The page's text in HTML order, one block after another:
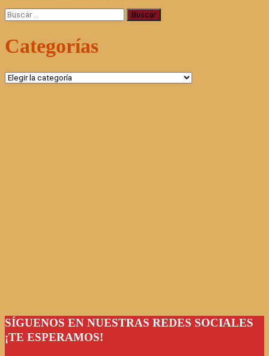
Buscar:
Categorías
Categorías
SÍGUENOS EN NUESTRAS REDES SOCIALES
¡TE ESPERAMOS!